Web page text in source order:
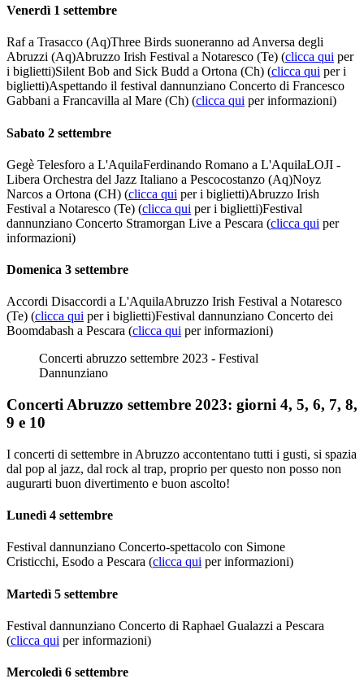
Venerdì 1 settembre
Raf a Trasacco (Aq)Three Birds suoneranno ad Anversa degli
Abruzzi (Aq)Abruzzo Irish Festival a Notaresco (Te) (clicca qui per
i biglietti)Silent Bob and Sick Budd a Ortona (Ch) (clicca qui per i
biglietti)Aspettando il festival dannunziano Concerto di Francesco
Gabbani a Francavilla al Mare (Ch) (clicca qui per informazioni)
Sabato 2 settembre
Gegè Telesforo a L'AquilaFerdinando Romano a L'AquilaLOJI -
Libera Orchestra del Jazz Italiano a Pescocostanzo (Aq)Noyz
Narcos a Ortona (CH) (clicca qui per i biglietti)Abruzzo Irish
Festival a Notaresco (Te) (clicca qui per i biglietti)Festival
dannunziano Concerto Stramorgan Live a Pescara (clicca qui per
informazioni)
Domenica 3 settembre
Accordi Disaccordi a L'AquilaAbruzzo Irish Festival a Notaresco
(Te) (clicca qui per i biglietti)Festival dannunziano Concerto dei
Boomdabash a Pescara (clicca qui per informazioni)
Concerti abruzzo settembre 2023 - Festival
Dannunziano
Concerti Abruzzo settembre 2023: giorni 4, 5, 6, 7, 8,
9 e 10
I concerti di settembre in Abruzzo accontentano tutti i gusti, si spazia
dal pop al jazz, dal rock al trap, proprio per questo non posso non
augurarti buon divertimento e buon ascolto!
Lunedì 4 settembre
Festival dannunziano Concerto-spettacolo con Simone
Cristicchi, Esodo a Pescara (clicca qui per informazioni)
Martedì 5 settembre
Festival dannunziano Concerto di Raphael Gualazzi a Pescara
(clicca qui per informazioni)
Mercoledì 6 settembre